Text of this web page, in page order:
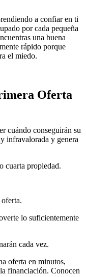
a confiar en ti
por cada pequeña
una buena
rápido porque
el miedo.
Oferta
cuándo conseguirán su
infravalorada y genera
cuarta propiedad.
lo suficientemente
cada vez.
oferta en minutos,
financiación. Conocen